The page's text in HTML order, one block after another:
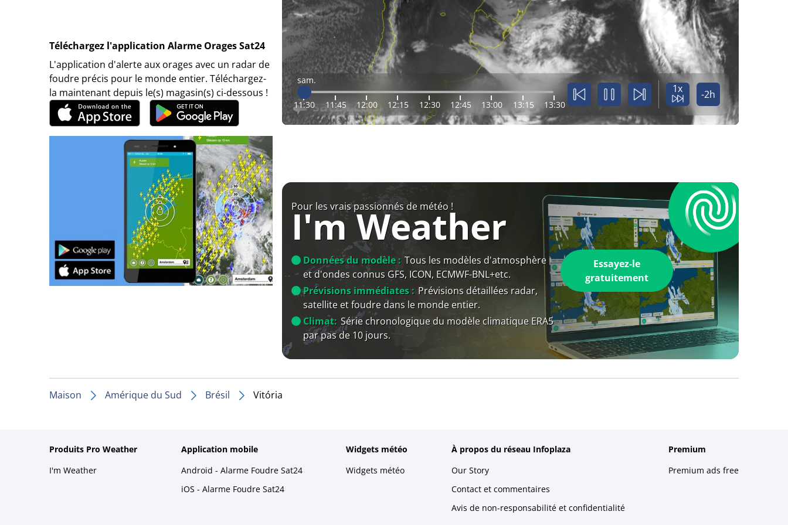
Téléchargez l'application Alarme Orages Sat24
L'application d'alerte aux orages avec un radar de
foudre précis pour le monde entier. Téléchargez-
la maintenant depuis le(s) magasin(s) ci-dessous !
sam.
11:30 11:45 12:00 12:15 12:30 12:45 13:00 13:15 13:30
1x -2h
Pour les vrais passionnés de météo !
I'm Weather
Données du modèle : Tous les modèles d'atmosphère
et d'ondes connus GFS, ICON, ECMWF-BNL+etc.
Prévisions immédiates : Prévisions détaillées radar,
satellite et foudre dans le monde entier.
Climat: Série chronologique du modèle climatique ERA5
par pas de 10 jours.
Essayez-le
gratuitement
Maison Amérique du Sud Brésil Vitória
Produits Pro Weather
I'm Weather
Application mobile
Android - Alarme Foudre Sat24
iOS - Alarme Foudre Sat24
Widgets météo
Widgets météo
À propos du réseau Infoplaza
Our Story
Contact et commentaires
Avis de non-responsabilité et confidentialité
Premium
Premium ads free